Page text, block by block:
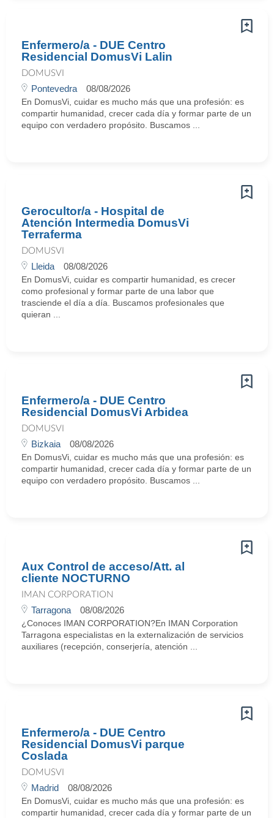
Enfermero/a - DUE Centro
Residencial DomusVi Lalin
DOMUSVI
Pontevedra 08/08/2026
En DomusVi, cuidar es mucho más que una profesión: es
compartir humanidad, crecer cada día y formar parte de un
equipo con verdadero propósito. Buscamos ...
Gerocultor/a - Hospital de
Atención Intermedia DomusVi
Terraferma
DOMUSVI
Lleida 08/08/2026
En DomusVi, cuidar es compartir humanidad, es crecer
como profesional y formar parte de una labor que
trasciende el día a día. Buscamos profesionales que
quieran ...
Enfermero/a - DUE Centro
Residencial DomusVi Arbidea
DOMUSVI
Bizkaia 08/08/2026
En DomusVi, cuidar es mucho más que una profesión: es
compartir humanidad, crecer cada día y formar parte de un
equipo con verdadero propósito. Buscamos ...
Aux Control de acceso/Att. al
cliente NOCTURNO
IMAN CORPORATION
Tarragona 08/08/2026
¿Conoces IMAN CORPORATION?En IMAN Corporation
Tarragona especialistas en la externalización de servicios
auxiliares (recepción, conserjería, atención ...
Enfermero/a - DUE Centro
Residencial DomusVi parque
Coslada
DOMUSVI
Madrid 08/08/2026
En DomusVi, cuidar es mucho más que una profesión: es
compartir humanidad, crecer cada día y formar parte de un